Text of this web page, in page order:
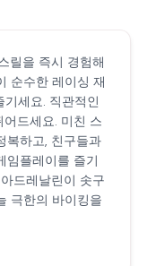
릴을 즉시 경험해
순수한 레이싱 재
세요. 직관적인
드세요. 미친 스
복하고, 친구들과
임플레이를 즐기
드레날린이 솟구
극한의 바이킹을